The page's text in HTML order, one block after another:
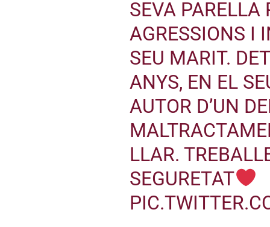
SEVA PARELLA
AGRESSIONS I
SEU MARIT.
ANYS, EN EL
AUTOR D’UN
LLAR.
SEGURETAT